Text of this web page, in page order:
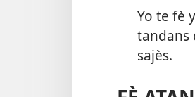
Yo te fè
tandans
sajès.